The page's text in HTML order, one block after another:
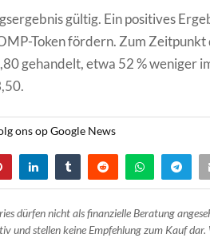
gültig. Ein positives
Token fördern. Zum Zeitpunkt
gehandelt, etwa 52 % weniger
dürfen nicht als finanzielle Beratung
und stellen keine Empfehlung zum Kauf dar.